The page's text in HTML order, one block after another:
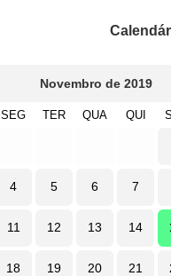
Novembro de 2019
SEG TER QUA QUI
4 5 6 7
11 12 13 14
18 19 20 21